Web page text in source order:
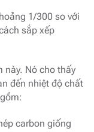
1/300 so với
sắp xếp
này. Nó cho thấy
đến nhiệt độ chất
carbon giống